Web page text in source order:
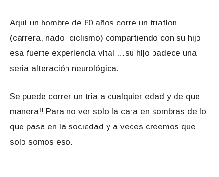
Aquí un hombre de 60 años corre un triatlon
(carrera, nado, ciclismo) compartiendo con su hijo
esa fuerte experiencia vital …su hijo padece una
seria alteración neurológica.
Se puede correr un tria a cualquier edad y de que
manera!! Para no ver solo la cara en sombras de lo
que pasa en la sociedad y a veces creemos que
solo somos eso.